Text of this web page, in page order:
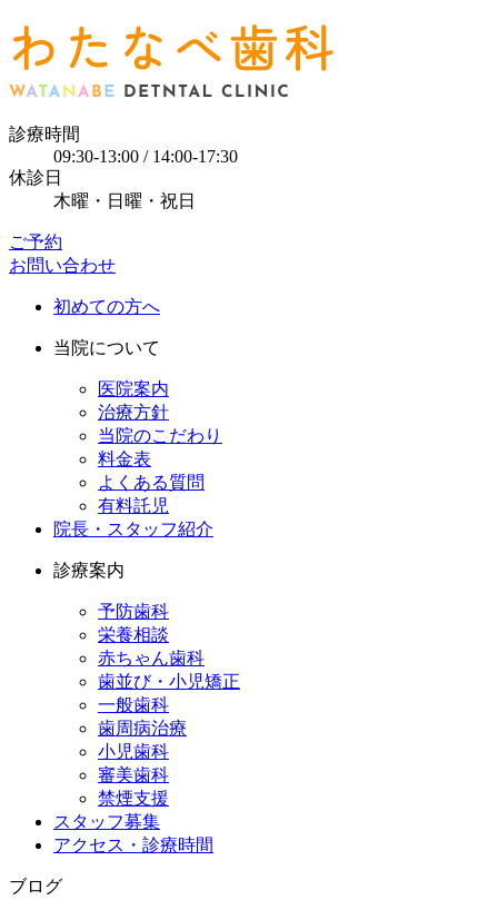
診療時間
09:30-13:00 / 14:00-17:30
休診日
木曜・日曜・祝日
ご予約
お問い合わせ
初めての方へ
当院について
医院案内
治療方針
当院のこだわり
料金表
よくある質問
有料託児
院長・スタッフ紹介
診療案内
予防歯科
栄養相談
赤ちゃん歯科
歯並び・小児矯正
一般歯科
歯周病治療
小児歯科
審美歯科
禁煙支援
スタッフ募集
アクセス・診療時間
ブログ